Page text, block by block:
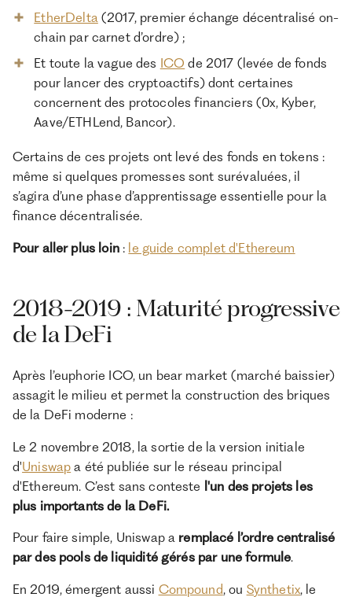
EtherDelta (2017, premier échange décentralisé on-
chain par carnet d’ordre) ;
Et toute la vague des ICO de 2017 (levée de fonds
pour lancer des cryptoactifs) dont certaines
concernent des protocoles financiers (0x, Kyber,
Aave/ETHLend, Bancor).
Certains de ces projets ont levé des fonds en tokens :
même si quelques promesses sont surévaluées, il
s’agira d’une phase d’apprentissage essentielle pour la
finance décentralisée.
Pour aller plus loin: le guide complet d'Ethereum
2018-2019 : Maturité progressive
de la DeFi
Après l’euphorie ICO, un bear market (marché baissier)
assagit le milieu et permet la construction des briques
de la DeFi moderne :
Le 2 novembre 2018, la sortie de la version initiale
d'Uniswap a été publiée sur le réseau principal
d'Ethereum. C’est sans conteste l'un des projets les
plus importants de la DeFi.
Pour faire simple, Uniswap a remplacé l’ordre centralisé
par des pools de liquidité gérés par une formule.
En 2019, émergent aussi Compound, ou Synthetix, le